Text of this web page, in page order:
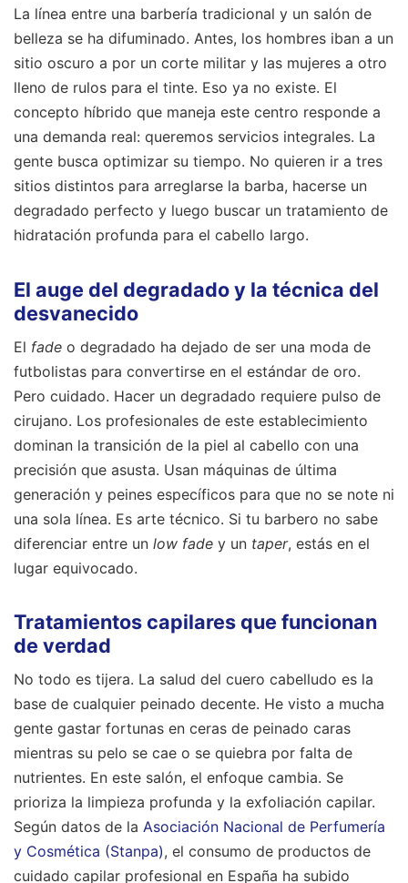
La línea entre una barbería tradicional y un salón de
belleza se ha difuminado. Antes, los hombres iban a un
sitio oscuro a por un corte militar y las mujeres a otro
lleno de rulos para el tinte. Eso ya no existe. El
concepto híbrido que maneja este centro responde a
una demanda real: queremos servicios integrales. La
gente busca optimizar su tiempo. No quieren ir a tres
sitios distintos para arreglarse la barba, hacerse un
degradado perfecto y luego buscar un tratamiento de
hidratación profunda para el cabello largo.
El auge del degradado y la técnica del
desvanecido
El fade o degradado ha dejado de ser una moda de
futbolistas para convertirse en el estándar de oro.
Pero cuidado. Hacer un degradado requiere pulso de
cirujano. Los profesionales de este establecimiento
dominan la transición de la piel al cabello con una
precisión que asusta. Usan máquinas de última
generación y peines específicos para que no se note ni
una sola línea. Es arte técnico. Si tu barbero no sabe
diferenciar entre un low fade y un taper, estás en el
lugar equivocado.
Tratamientos capilares que funcionan
de verdad
No todo es tijera. La salud del cuero cabelludo es la
base de cualquier peinado decente. He visto a mucha
gente gastar fortunas en ceras de peinado caras
mientras su pelo se cae o se quiebra por falta de
nutrientes. En este salón, el enfoque cambia. Se
prioriza la limpieza profunda y la exfoliación capilar.
Según datos de la Asociación Nacional de Perfumería
y Cosmética (Stanpa), el consumo de productos de
cuidado capilar profesional en España ha subido